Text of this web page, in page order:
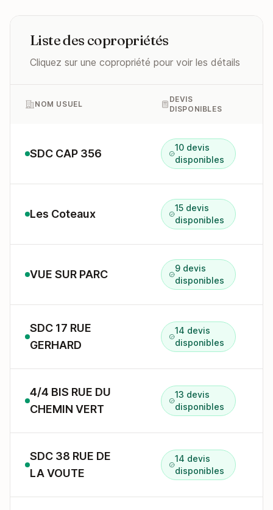
Liste des copropriétés
Cliquez sur une copropriété pour voir les détails
NOM USUEL
DEVIS
DISPONIBLES
SDC CAP 356
10 devis
disponibles
Les Coteaux
15 devis
disponibles
VUE SUR PARC
9 devis
disponibles
SDC 17 RUE
GERHARD
14 devis
disponibles
4/4 BIS RUE DU
CHEMIN VERT
13 devis
disponibles
SDC 38 RUE DE
LA VOUTE
14 devis
disponibles